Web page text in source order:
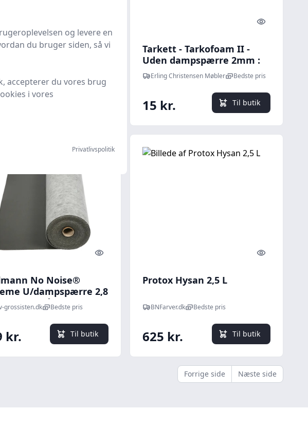
flexslange 125
mm isolering, 10
Quick look
Tarkett - Tarkofoam II -
Uden dampspærre 2mm :
Erling Christensen Møbler
Erling Christensen Møbler Bedste pris
15 kr. Til butik
Quick look
No Noise®
U/dampspærre 2,8
1 Rulle På 5,5 M2
grossisten.dk Bedste pris
kr. Til butik
Quick look
Protox Hysan 2,5 L
BNFarver.dk Bedste pris
625 kr. Til butik
Forrige side Næste side
og levere en
du bruger siden, så vi
accepterer du vores brug
i vores
Privatlivspolitik